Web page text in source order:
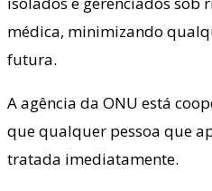
médica, minimizando
futura.
A agência da ONU está
que qualquer pessoa que
tratada imediatamente.